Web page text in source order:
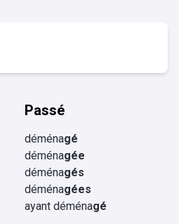
Passé
déménagé
déménagée
déménagés
déménagées
ayant déménagé